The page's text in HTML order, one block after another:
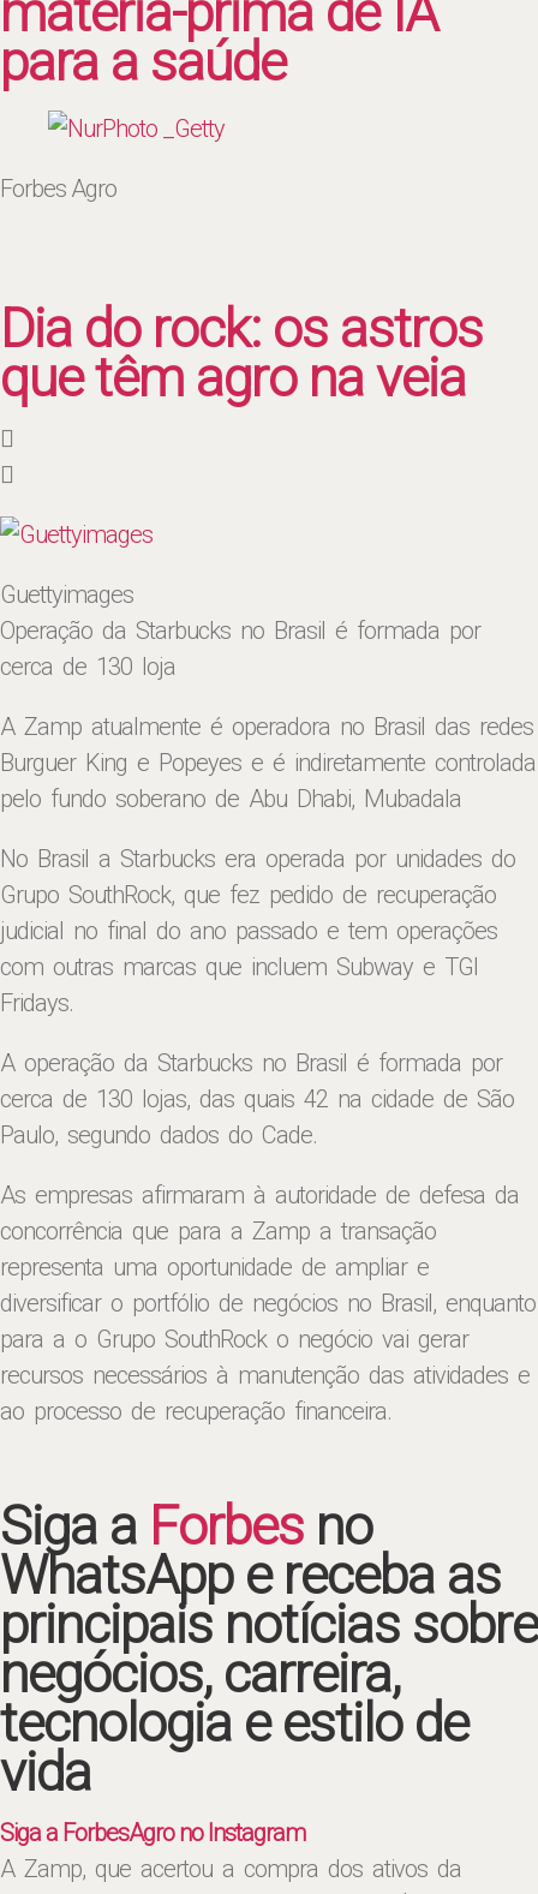
para a saúde
Forbes Agro
Dia do rock: os astros
que têm agro na veia
Guettyimages
Operação da Starbucks no Brasil é formada por
cerca de 130 loja
A Zamp atualmente é operadora no Brasil das redes
Burguer King e Popeyes e é indiretamente controlada
pelo fundo soberano de Abu Dhabi, Mubadala
No Brasil a Starbucks era operada por unidades do
Grupo SouthRock, que fez pedido de recuperação
judicial no final do ano passado e tem operações
com outras marcas que incluem Subway e TGI
Fridays.
A operação da Starbucks no Brasil é formada por
cerca de 130 lojas, das quais 42 na cidade de São
Paulo, segundo dados do Cade.
As empresas afirmaram à autoridade de defesa da
concorrência que para a Zamp a transação
representa uma oportunidade de ampliar e
diversificar o portfólio de negócios no Brasil, enquanto
para a o Grupo SouthRock o negócio vai gerar
recursos necessários à manutenção das atividades e
ao processo de recuperação financeira.
Siga a Forbes no
WhatsApp e receba as
principais notícias sobre
negócios, carreira,
tecnologia e estilo de
vida
Siga a ForbesAgro no Instagram
A Zamp, que acertou a compra dos ativos da